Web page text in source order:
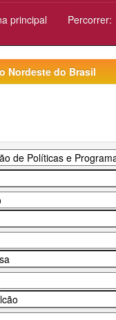
principal Percorrer:
Nordeste do Brasil